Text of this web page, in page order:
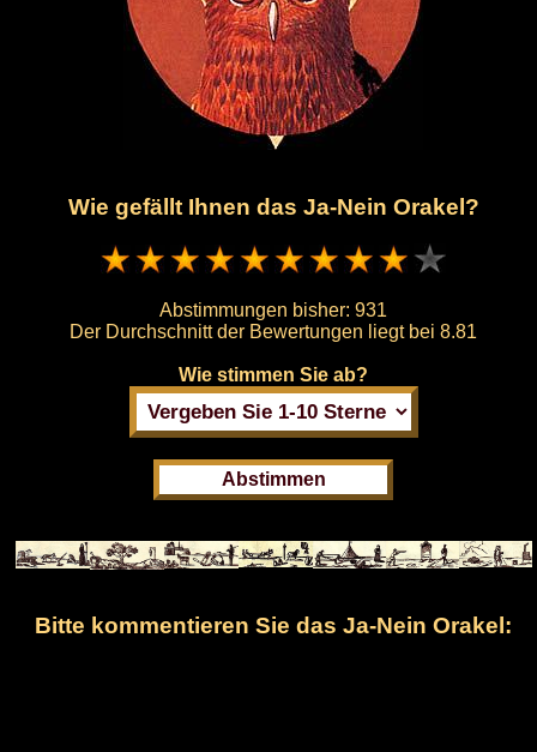
Wie gefällt Ihnen das Ja-Nein Orakel?
Abstimmungen bisher: 931
Der Durchschnitt der Bewertungen liegt bei 8.81
Wie stimmen Sie ab?
Bitte kommentieren Sie das Ja-Nein Orakel: